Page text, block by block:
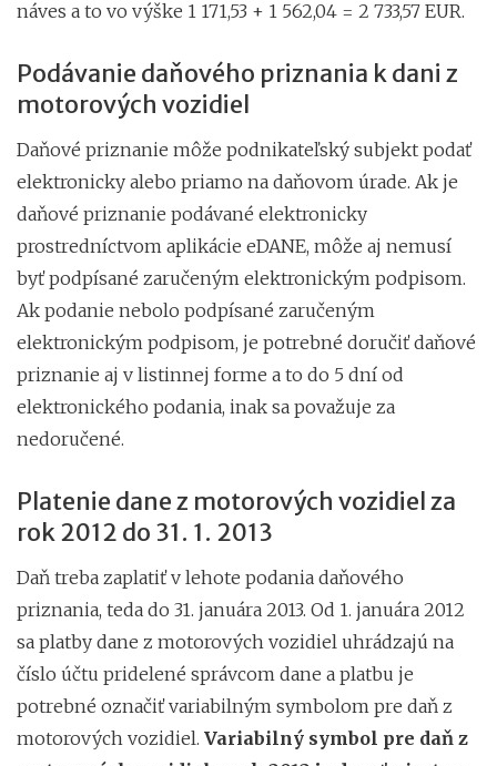
náves a to vo výške 1 171,53 + 1 562,04 = 2 733,57 EUR.
Podávanie daňového priznania k dani z
motorových vozidiel
Daňové priznanie môže podnikateľský subjekt podať
elektronicky alebo priamo na daňovom úrade. Ak je
daňové priznanie podávané elektronicky
prostredníctvom aplikácie eDANE, môže aj nemusí
byť podpísané zaručeným elektronickým podpisom.
Ak podanie nebolo podpísané zaručeným
elektronickým podpisom, je potrebné doručiť daňové
priznanie aj v listinnej forme a to do 5 dní od
elektronického podania, inak sa považuje za
nedoručené.
Platenie dane z motorových vozidiel za
rok 2012 do 31. 1. 2013
Daň treba zaplatiť v lehote podania daňového
priznania, teda do 31. januára 2013. Od 1. januára 2012
sa platby dane z motorových vozidiel uhrádzajú na
číslo účtu pridelené správcom dane a platbu je
potrebné označiť variabilným symbolom pre daň z
motorových vozidiel. Variabilný symbol pre daň z